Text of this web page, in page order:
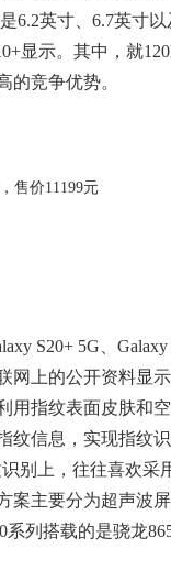
6.2英寸、6.7英寸
显示。其中，就
的竞争优势。
S20+ 5G、
网上的公开资料显
用指纹表面皮肤和
纹信息，实现指纹
别上，往往喜欢
案主要分为超声波
列搭载的是骁龙